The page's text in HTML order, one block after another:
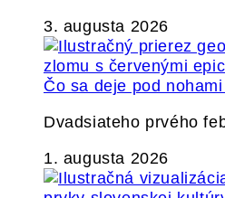
3. augusta 2026
Čo sa deje pod
Dvadsiateho prvého
1. augusta 2026